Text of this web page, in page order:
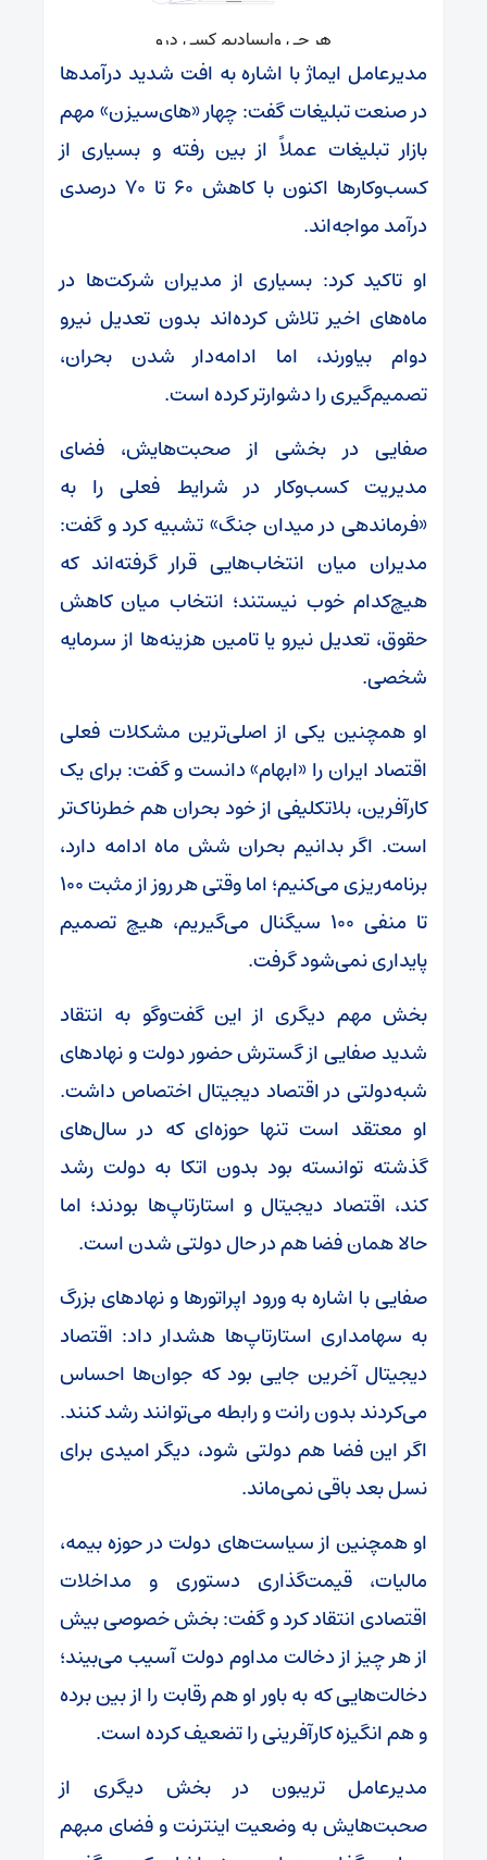
مدیرعامل ایماژ با اشاره به افت شدید درآمد‌ها
در صنعت تبلیغات گفت: چهار «های‌سیزن» مهم
بازار تبلیغات عملاً از بین رفته و بسیاری از
کسب‌وکار‌ها اکنون با کاهش ۶۰ تا ۷۰ درصدی
درآمد مواجه‌اند.
او تاکید کرد: بسیاری از مدیران شرکت‌ها در
ماه‌های اخیر تلاش کرده‌اند بدون تعدیل نیرو
دوام بیاورند، اما ادامه‌دار شدن بحران،
تصمیم‌گیری را دشوارتر کرده است.
صفایی در بخشی از صحبت‌هایش، فضای
مدیریت کسب‌وکار در شرایط فعلی را به
«فرماندهی در میدان جنگ» تشبیه کرد و گفت:
مدیران میان انتخاب‌هایی قرار گرفته‌اند که
هیچ‌کدام خوب نیستند؛ انتخاب میان کاهش
حقوق، تعدیل نیرو یا تامین هزینه‌ها از سرمایه
شخصی.
او همچنین یکی از اصلی‌ترین مشکلات فعلی
اقتصاد ایران را «ابهام» دانست و گفت: برای یک
کارآفرین، بلاتکلیفی از خود بحران هم خطرناک‌تر
است. اگر بدانیم بحران شش ماه ادامه دارد،
برنامه‌ریزی می‌کنیم؛ اما وقتی هر روز از مثبت ۱۰۰
تا منفی ۱۰۰ سیگنال می‌گیریم، هیچ تصمیم
پایداری نمی‌شود گرفت.
بخش مهم دیگری از این گفت‌و‌گو به انتقاد
شدید صفایی از گسترش حضور دولت و نهاد‌های
شبه‌دولتی در اقتصاد دیجیتال اختصاص داشت.
او معتقد است تنها حوزه‌ای که در سال‌های
گذشته توانسته بود بدون اتکا به دولت رشد
کند، اقتصاد دیجیتال و استارتاپ‌ها بودند؛ اما
حالا همان فضا هم در حال دولتی شدن است.
صفایی با اشاره به ورود اپراتور‌ها و نهاد‌های بزرگ
به سهامداری استارتاپ‌ها هشدار داد: اقتصاد
دیجیتال آخرین جایی بود که جوان‌ها احساس
می‌کردند بدون رانت و رابطه می‌توانند رشد کنند.
اگر این فضا هم دولتی شود، دیگر امیدی برای
نسل بعد باقی نمی‌ماند.
او همچنین از سیاست‌های دولت در حوزه بیمه،
مالیات، قیمت‌گذاری دستوری و مداخلات
اقتصادی انتقاد کرد و گفت: بخش خصوصی بیش
از هر چیز از دخالت مداوم دولت آسیب می‌بیند؛
دخالت‌هایی که به باور او هم رقابت را از بین برده
و هم انگیزه کارآفرینی را تضعیف کرده است.
مدیرعامل تریبون در بخش دیگری از
صحبت‌هایش به وضعیت اینترنت و فضای مبهم